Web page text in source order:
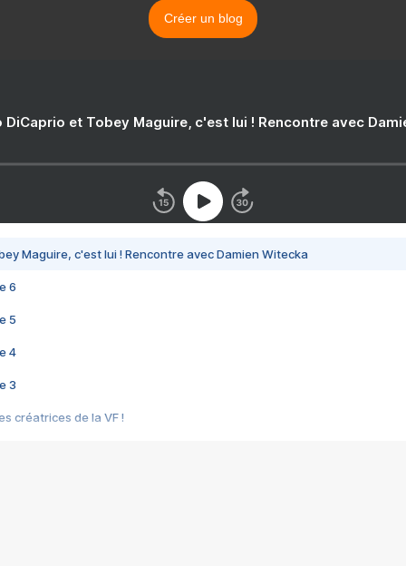
Créer un blog
DiCaprio et Tobey Maguire, c'est lui ! Rencontre avec
Maguire, c'est lui ! Rencontre avec Damien Witecka
6
5
4
3
créatrices de la VF !